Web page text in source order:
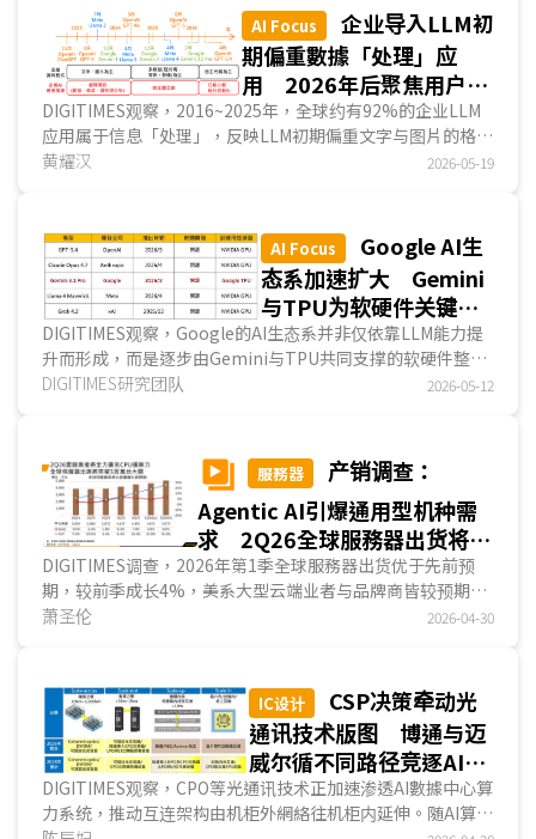
造「个人化AI工作站」的新市场想像。...
AI Focus
企业导入LLM初
期偏重數據「处理」应
用 2026年后聚焦用户
「互动」与任务「执行」
DIGITIMES观察，2016~2025年，全球约有92%的企业LLM
应用属于信息「处理」，反映LLM初期偏重文字与图片的格
式；自2026年起，LLM朝「自主代理」发展后，企业应用将
成长期；然而2028年后，企业对话机器人的主要应用热区将
聚焦于定制化B2B型与规模化B2C型市场，而应用热区即意味
AI的发展趋势从信息助理，将转型为具备决策力与执行力。...
黄耀汉 2026-05-19
AI Focus
Google AI生
态系加速扩大 Gemini
与TPU为软硬件关键支
柱
DIGITIMES观察，Google的AI生态系并非仅依靠LLM能力提
升而形成，而是逐步由Gemini与TPU共同支撑的软硬件整合
架构而建立。其中，Gemini为軟件端的关键支柱，负责串联
模型训练与推论所需的底层算力需求，强化Google对AI基础
设施的掌握度。...
DIGITIMES研究团队 2026-05-12
服務器
产销调查：
Agentic AI引爆通用型机种需
求 2Q26全球服務器出货将破
500万臺大关
DIGITIMES调查，2026年第1季全球服務器出货优于先前预
期，较前季成长4%，美系大型云端业者与品牌商皆较预期表
现更佳，Anthropic的Claude Code与OpenClaw等Agentic
云端业者将出货重心转向通用型服務器。品牌商方面，来自二
线云端业者的AI与通用型服務器订单增长强劲，传统企业客户
亦因服務器涨价及Agentic AI布局需求而启动换机，以上皆造
成第1季出货优于预期。...
萧圣伦 2026-04-30
IC设计
CSP决策牵动光
通讯技术版图 博通与迈
威尔循不同路径竞逐AI互
连影响力
DIGITIMES观察，CPO等光通讯技术正加速渗透AI數據中心算
力系统，推动互连架构由机柜外網絡往机柜内延伸。随AI算力